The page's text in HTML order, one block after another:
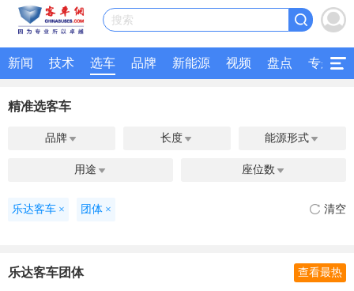
搜索
新闻 技术 选车 品牌 新能源 视频 盘点 专题
精准选客车
品牌  长度  能源形式 
用途  座位数 
乐达客车 × 团体 × 清空
乐达客车团体 查看最热